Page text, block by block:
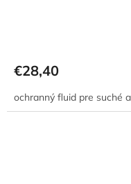
€28,40
ochranný fluid pre suché